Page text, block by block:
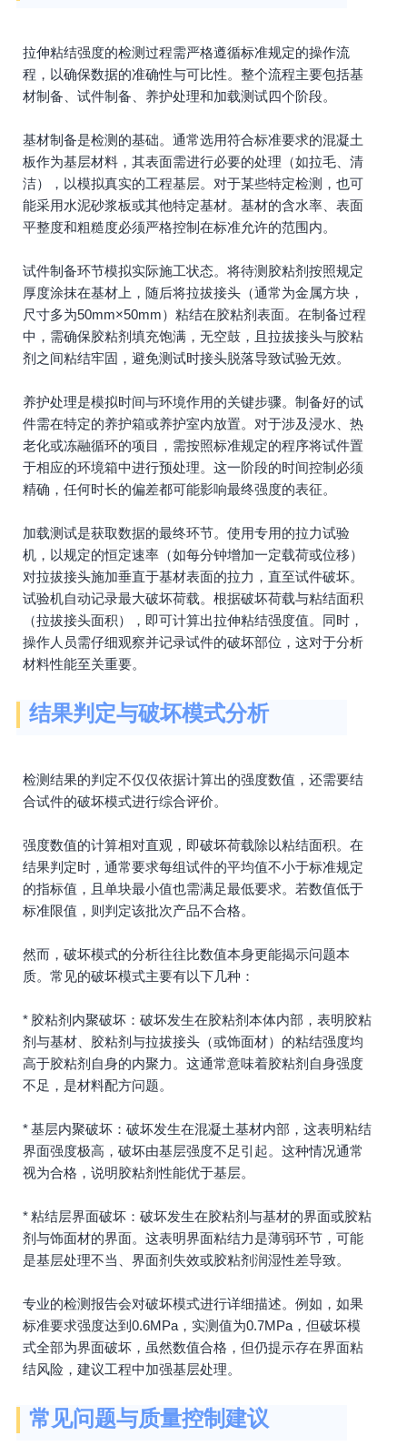
拉伸粘结强度的检测过程需严格遵循标准规定的操作流
程，以确保数据的准确性与可比性。整个流程主要包括基
材制备、试件制备、养护处理和加载测试四个阶段。
基材制备是检测的基础。通常选用符合标准要求的混凝土
板作为基层材料，其表面需进行必要的处理（如拉毛、清
洁），以模拟真实的工程基层。对于某些特定检测，也可
能采用水泥砂浆板或其他特定基材。基材的含水率、表面
平整度和粗糙度必须严格控制在标准允许的范围内。
试件制备环节模拟实际施工状态。将待测胶粘剂按照规定
厚度涂抹在基材上，随后将拉拔接头（通常为金属方块，
尺寸多为50mm×50mm）粘结在胶粘剂表面。在制备过程
中，需确保胶粘剂填充饱满，无空鼓，且拉拔接头与胶粘
剂之间粘结牢固，避免测试时接头脱落导致试验无效。
养护处理是模拟时间与环境作用的关键步骤。制备好的试
件需在特定的养护箱或养护室内放置。对于涉及浸水、热
老化或冻融循环的项目，需按照标准规定的程序将试件置
于相应的环境箱中进行预处理。这一阶段的时间控制必须
精确，任何时长的偏差都可能影响最终强度的表征。
加载测试是获取数据的最终环节。使用专用的拉力试验
机，以规定的恒定速率（如每分钟增加一定载荷或位移）
对拉拔接头施加垂直于基材表面的拉力，直至试件破坏。
试验机自动记录最大破坏荷载。根据破坏荷载与粘结面积
（拉拔接头面积），即可计算出拉伸粘结强度值。同时，
操作人员需仔细观察并记录试件的破坏部位，这对于分析
材料性能至关重要。
结果判定与破坏模式分析
检测结果的判定不仅仅依据计算出的强度数值，还需要结
合试件的破坏模式进行综合评价。
强度数值的计算相对直观，即破坏荷载除以粘结面积。在
结果判定时，通常要求每组试件的平均值不小于标准规定
的指标值，且单块最小值也需满足最低要求。若数值低于
标准限值，则判定该批次产品不合格。
然而，破坏模式的分析往往比数值本身更能揭示问题本
质。常见的破坏模式主要有以下几种：
* 胶粘剂内聚破坏：破坏发生在胶粘剂本体内部，表明胶粘
剂与基材、胶粘剂与拉拔接头（或饰面材）的粘结强度均
高于胶粘剂自身的内聚力。这通常意味着胶粘剂自身强度
不足，是材料配方问题。
* 基层内聚破坏：破坏发生在混凝土基材内部，这表明粘结
界面强度极高，破坏由基层强度不足引起。这种情况通常
视为合格，说明胶粘剂性能优于基层。
* 粘结层界面破坏：破坏发生在胶粘剂与基材的界面或胶粘
剂与饰面材的界面。这表明界面粘结力是薄弱环节，可能
是基层处理不当、界面剂失效或胶粘剂润湿性差导致。
专业的检测报告会对破坏模式进行详细描述。例如，如果
标准要求强度达到0.6MPa，实测值为0.7MPa，但破坏模
式全部为界面破坏，虽然数值合格，但仍提示存在界面粘
结风险，建议工程中加强基层处理。
常见问题与质量控制建议